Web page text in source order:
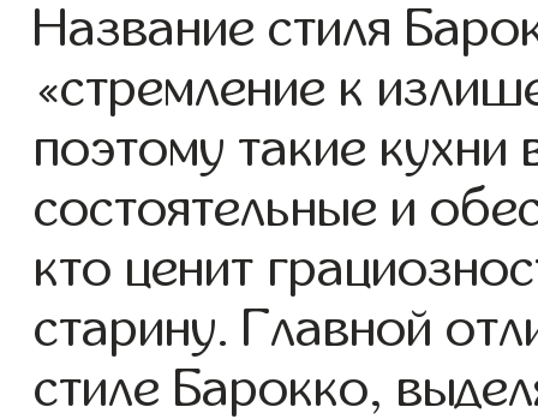
Название стиля
«стремление к
поэтому такие
состоятельные и
кто ценит
старину. Главной
стиле Барокко,